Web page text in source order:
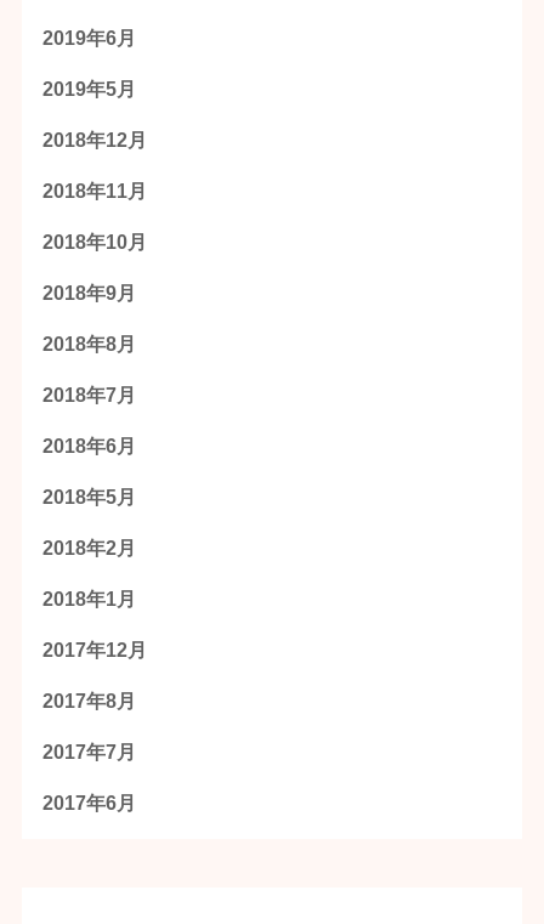
2019年6月
2019年5月
2018年12月
2018年11月
2018年10月
2018年9月
2018年8月
2018年7月
2018年6月
2018年5月
2018年2月
2018年1月
2017年12月
2017年8月
2017年7月
2017年6月